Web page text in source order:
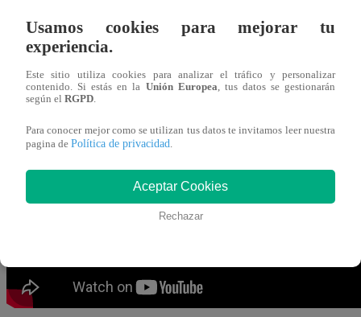
“La participante con más temporadas en la historia de
Peláez EN VIVO. “Qué vergüenza porque no gano
Tilsa.
Famosos”. De ahí regresó en la quinta edición para
Usamos cookies para mejorar tu
experiencia.
Este sitio utiliza cookies para analizar el tráfico y personalizar
contenido. Si estás en la Unión Europea, tus datos se gestionarán
según el RGPD.
Para conocer mejor como se utilizan tus datos te invitamos leer nuestra
pagina de Política de privacidad.
Aceptar Cookies
Rechazar